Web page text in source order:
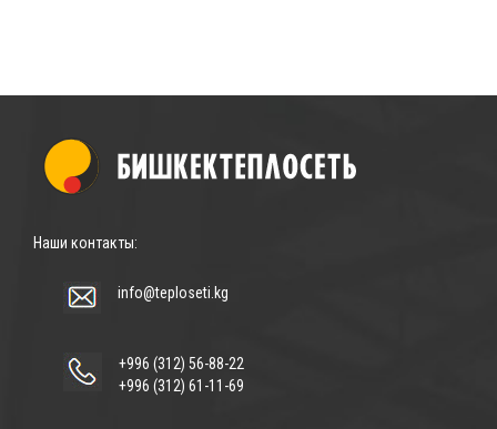
Наши контакты:
info@teploseti.kg
+996 (312) 56-88-22
+996 (312) 61-11-69